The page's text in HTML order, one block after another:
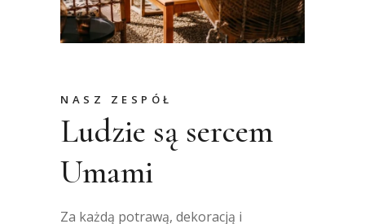
NASZ ZESPÓŁ
Ludzie są sercem
Umami
Za każdą potrawą, dekoracją i